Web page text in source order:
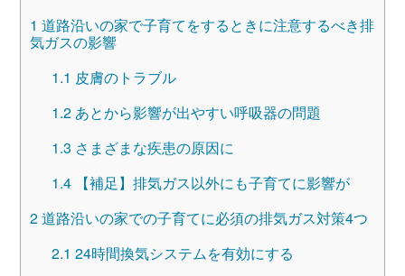
1 道路沿いの家で子育てをするときに注意するべき排
気ガスの影響
1.1 皮膚のトラブル
1.2あとから影響が出やすい呼吸器の問題
1.3 さまざまな疾患の原因に
1.4【補足】排気ガス以外にも子育てに影響が
2道路沿いの家での子育てに必須の排気ガス対策4つ
2.1 24時間換気システムを有効にする